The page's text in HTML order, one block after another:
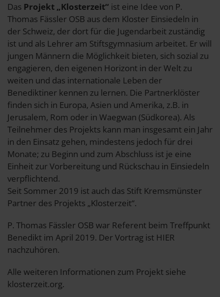
Das Projekt „Klosterzeit“ ist eine Idee von P.
Thomas Fässler OSB aus dem Kloster Einsiedeln in
der Schweiz, der dort für die Jugendarbeit zuständig
ist und als Lehrer am Stiftsgymnasium arbeitet. Er will
jungen Männern die Möglichkeit bieten, sich sozial zu
engagieren, den eigenen Horizont in der Welt zu
weiten und das internationale Leben der
Benediktiner kennen zu lernen. Die Partnerklöster
finden sich in Europa, Asien und Amerika, z.B. in
Jerusalem, Rom oder in Waegwan (Südkorea). Als
Teilnehmer des Projekts kann man insgesamt ein Jahr
in den Einsatz gehen, mindestens jedoch für drei
Monate; zu Beginn und zum Abschluss ist je eine
Einheit zur Vorbereitung und Rückschau in Einsiedeln
verpflichtend.
Seit Sommer 2019 ist auch das Stift Kremsmünster
Partner des Projekts „Klosterzeit“.
P. Thomas Fässler OSB war Referent beim Treffpunkt
Benedikt im April 2019. Der Vortrag ist HIER
nachzuhören.
Alle weiteren Informationen zum Projekt siehe
klosterzeit.org.